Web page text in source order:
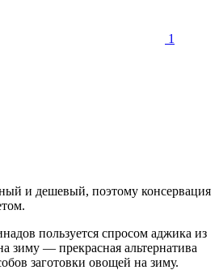
1
и дешевый, поэтому консервация
пользуется спросом аджика из
зиму — прекрасная альтернатива
заготовки овощей на зиму.